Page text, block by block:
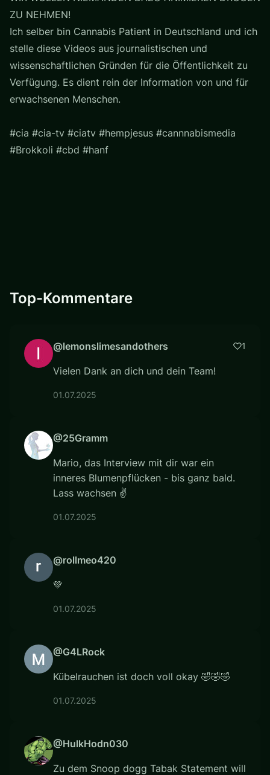
ZU NEHMEN!
Ich selber bin Cannabis Patient in Deutschland und ich
stelle diese Videos aus journalistischen und
wissenschaftlichen Gründen für die Öffentlichkeit zu
Verfügung. Es dient rein der Information von und für
erwachsenen Menschen.
#cia #cia-tv #ciatv #hempjesus #cannnabismedia
#Brokkoli #cbd #hanf
Top-Kommentare
@lemonslimesandothers 1
Vielen Dank an dich und dein Team!
01.07.2025
@25Gramm
Mario, das Interview mit dir war ein
inneres Blumenpflücken - bis ganz bald.
Lass wachsen ✌
01.07.2025
@rollmeo420
💚
01.07.2025
@G4LRock
Kübelrauchen ist doch voll okay 🤣🤣🤣
01.07.2025
@HulkHodn030
Zu dem Snoop dogg Tabak Statement will